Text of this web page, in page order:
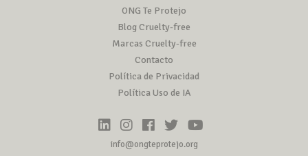
ONG Te Protejo
Blog Cruelty-free
Marcas Cruelty-free
Contacto
Política de Privacidad
Política Uso de IA
info@ongteprotejo.org